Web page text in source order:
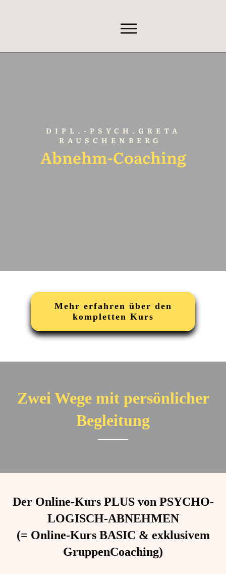
DIPL.-PSYCH.GRETA
RAUSCHENBERG
Abnehm-Coaching
Mehr erfahren über den
kompletten Kurs
Zwei Wege mit persönlicher
Begleitung
Der Online-Kurs PLUS von PSYCHO-
LOGISCH-ABNEHMEN
(= Online-Kurs BASIC & exklusivem
GruppenCoaching)